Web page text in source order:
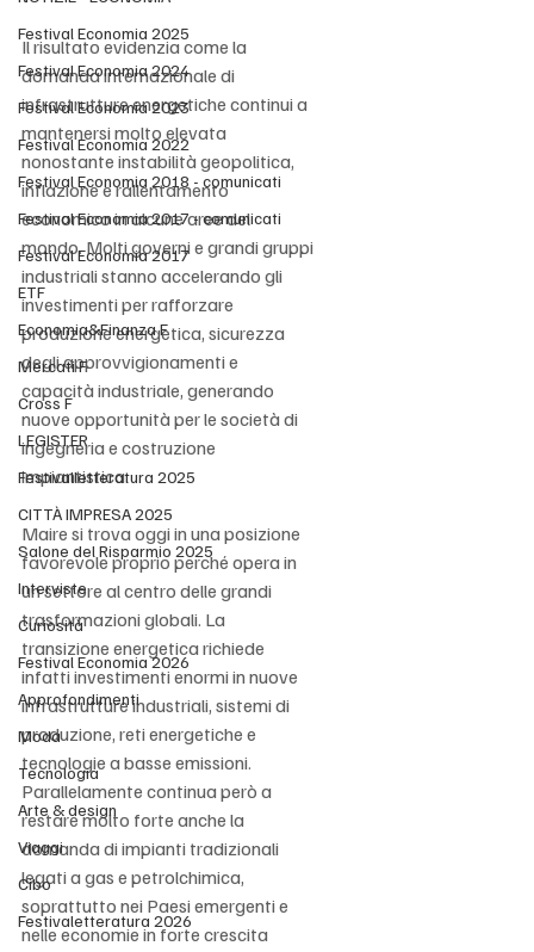
Festival Economia 2025
Festival Economia 2024
Festival Economia 2023
Festival Economia 2022
Festival Economia 2018 - comunicati
Festival Economia 2017 - comunicati
Festival Economia 2017
ETF
Economia&Finanza F
Mercati F
Cross F
LEGISTER
Festivalletteratura 2025
CITTÀ IMPRESA 2025
Salone del Risparmio 2025
Interviste
Curiosità
Festival Economia 2026
Approfondimenti
Moda
Tecnologia
Arte & design
Viaggi
Cibo
Festivaletteratura 2026
Il risultato evidenzia come la
domanda internazionale di
infrastrutture energetiche continui a
mantenersi molto elevata
nonostante instabilità geopolitica,
inflazione e rallentamento
economico in alcune aree del
mondo. Molti governi e grandi gruppi
industriali stanno accelerando gli
investimenti per rafforzare
produzione energetica, sicurezza
degli approvvigionamenti e
capacità industriale, generando
nuove opportunità per le società di
ingegneria e costruzione
impiantistica.
Maire si trova oggi in una posizione
favorevole proprio perché opera in
un settore al centro delle grandi
trasformazioni globali. La
transizione energetica richiede
infatti investimenti enormi in nuove
infrastrutture industriali, sistemi di
produzione, reti energetiche e
tecnologie a basse emissioni.
Parallelamente continua però a
restare molto forte anche la
domanda di impianti tradizionali
legati a gas e petrolchimica,
soprattutto nei Paesi emergenti e
nelle economie in forte crescita